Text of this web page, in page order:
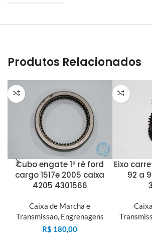
Produtos Relacionados
Cubo engate 1ª ré ford
cargo 1517e 2005 caixa
4205 4301566
Caixa de Marcha e
Transmissao, Engrenagens
R$ 180,00
Eixo
92 a